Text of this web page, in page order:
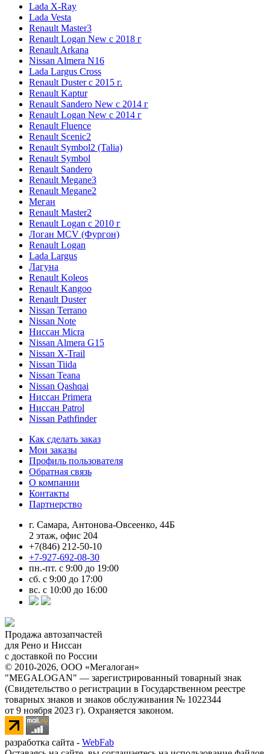
Lada X-Ray
Lada Vesta
Renault Master3
Renault Logan New с 2018 г
Renault Arkana
Nissan Almera N16
Lada Largus Cross
Renault Duster с 2015 г.
Renault Kaptur
Renault Sandero New с 2014 г
Renault Logan New с 2014 г
Renault Fluence
Renault Scenic2
Renault Symbol2 (Talia)
Renault Symbol
Renault Sandero
Renault Megane3
Renault Megane2
Меган
Renault Master2
Renault Logan c 2010 г
Логан МСV (Фургон)
Renault Logan
Lada Largus
Лагуна
Renault Koleos
Renault Kangoo
Renault Duster
Nissan Terrano
Nissan Note
Ниссан Micra
Nissan Almera G15
Nissan X-Trail
Nissan Tiida
Nissan Teana
Nissan Qashqai
Ниссан Primera
Ниссан Patrol
Nissan Pathfinder
Как сделать заказ
Мои заказы
Профиль пользователя
Обратная связь
О компании
Контакты
Партнерство
г. Самара, Антонова-Овсеенко, 44Б
2 этаж, офис 204
+7(846) 212-50-10
+7-927-692-08-30
пн.-пт. с 9:00 до 19:00
сб. с 9:00 до 17:00
вс. с 10:00 до 16:00
Продажа автозапчастей
для Рено и Ниссан
с доставкой по России
© 2010-2026, ООО «Мегалоган»
"MEGALOGAN" — зарегистрированный товарный знак
(Свидетельство о регистрации в Государственном реестре
товарных знаков и знаков обслуживания № 1022344
от 9 ноября 2023 г). Охраняется законом.
разработка сайта - WebFab